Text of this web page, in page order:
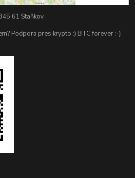
61 Staňkov
Podpora pres krypto :) BTC forever :-)